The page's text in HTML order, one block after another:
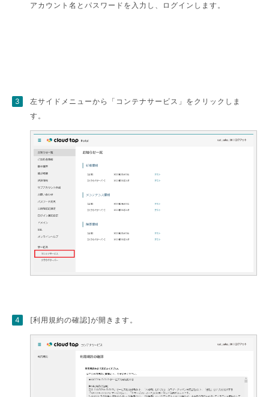
アカウント名とパスワードを入力し、ログインします。
左サイドメニューから「コンテナサービス」をクリックしま
す。
[利用規約の確認]が開きます。